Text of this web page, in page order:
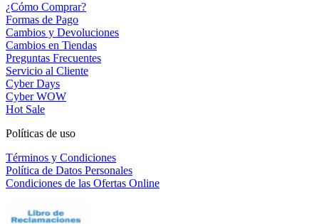
¿Cómo Comprar?
Formas de Pago
Cambios y Devoluciones
Cambios en Tiendas
Preguntas Frecuentes
Servicio al Cliente
Cyber Days
Cyber WOW
Hot Sale
Políticas de uso
Términos y Condiciones
Política de Datos Personales
Condiciones de las Ofertas Online